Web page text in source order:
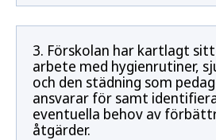
3. Förskolan har kartlagt
arbete med hygienrutiner,
och den städning som
ansvarar för samt
eventuella behov av
åtgärder.